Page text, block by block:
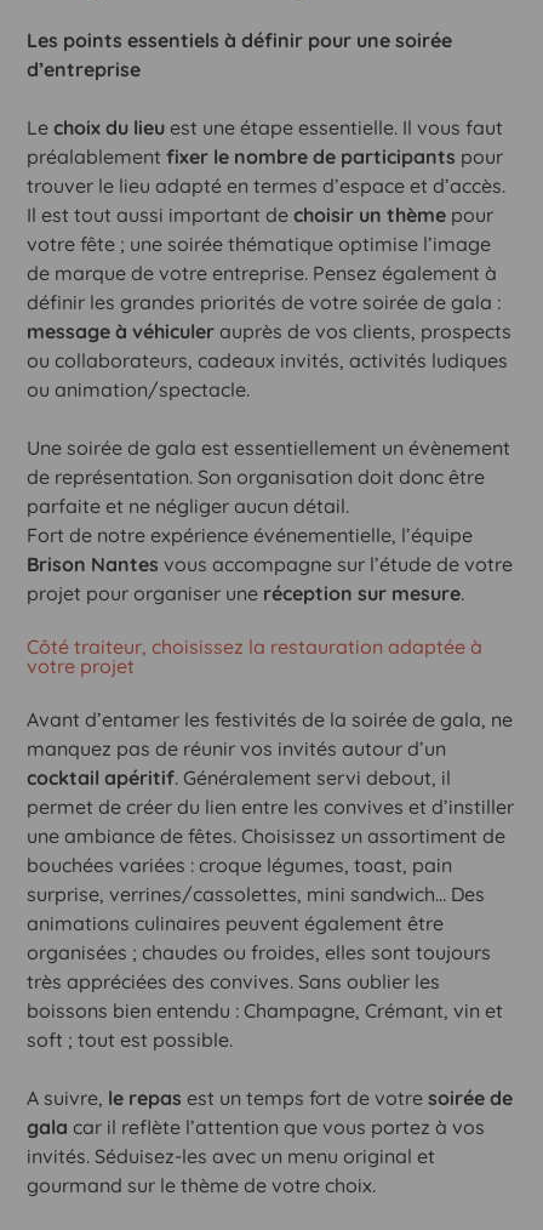
Les points essentiels à définir pour une soirée
d’entreprise
Lechoix du lieu est une étape essentielle. Il vous faut
préalablementfixer le nombre de participants pour
trouver le lieu adapté en termes d’espace et d’accès.
Il est tout aussi important dechoisir un thème pour
votre fête ; une soirée thématique optimise l’image
de marque de votre entreprise. Pensez également à
définir les grandes priorités de votre soirée de gala :
message à véhiculer auprès de vos clients, prospects
ou collaborateurs, cadeaux invités, activités ludiques
ou animation/spectacle.
Une soirée de gala est essentiellement un évènement
de représentation. Son organisation doit donc être
parfaite et ne négliger aucun détail.
Fort de notre expérience événementielle, l’équipe
Brison Nantes vous accompagne sur l’étude de votre
projet pour organiser une réception sur mesure.
Côté traiteur, choisissez la restauration adaptée à
votre projet
Avant d’entamer les festivités de la soirée de gala, ne
manquez pas de réunir vos invités autour d’un
cocktail apéritif. Généralement servi debout, il
permet de créer du lien entre les convives et d’instiller
une ambiance de fêtes. Choisissez un assortiment de
bouchées variées : croque légumes, toast, pain
surprise, verrines/cassolettes, mini sandwich… Des
animations culinaires peuvent également être
organisées ; chaudes ou froides, elles sont toujours
très appréciées des convives. Sans oublier les
boissons bien entendu : Champagne, Crémant, vin et
soft ; tout est possible.
A suivre, le repas est un temps fort de votresoirée de
gala car il reflète l’attention que vous portez à vos
invités. Séduisez-les avec un menu original et
gourmand sur le thème de votre choix.